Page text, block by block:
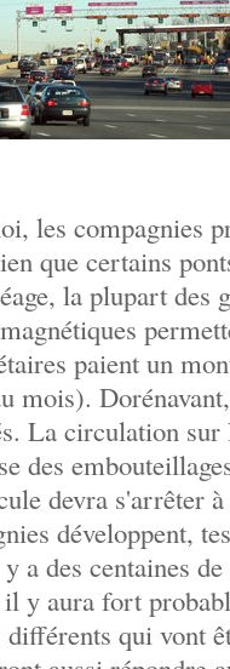
les compagnies
que certains
la plupart des
paient un
mois).
La circulation sur
des
devra s'arrêter
développent,
a des centaines
y aura fort
différents qui vont